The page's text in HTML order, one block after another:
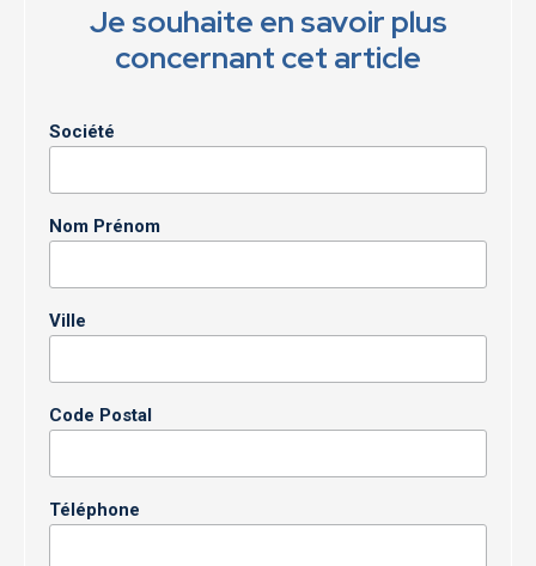
Je souhaite en savoir plus
concernant cet article
Société
Nom Prénom
Ville
Code Postal
Téléphone